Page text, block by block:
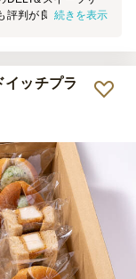
評判が良く、参加者
いと思います。
続きを表示
ッチプラ